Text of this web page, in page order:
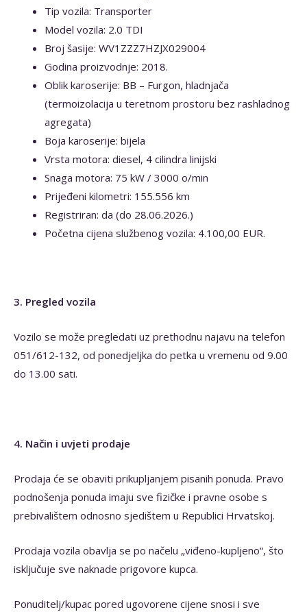
Tip vozila: Transporter
Model vozila: 2.0 TDI
Broj šasije: WV1ZZZ7HZJX029004
Godina proizvodnje: 2018.
Oblik karoserije: BB – Furgon, hladnjača
(termoizolacija u teretnom prostoru bez rashladnog
agregata)
Boja karoserije: bijela
Vrsta motora: diesel, 4 cilindra linijski
Snaga motora: 75 kW / 3000 o/min
Prijeđeni kilometri: 155.556 km
Registriran: da (do 28.06.2026.)
Početna cijena službenog vozila: 4.100,00 EUR.
3. Pregled vozila
Vozilo se može pregledati uz prethodnu najavu na telefon
051/612-132, od ponedjeljka do petka u vremenu od 9.00
do 13.00 sati.
4. Način i uvjeti prodaje
Prodaja će se obaviti prikupljanjem pisanih ponuda. Pravo
podnošenja ponuda imaju sve fizičke i pravne osobe s
prebivalištem odnosno sjedištem u Republici Hrvatskoj.
Prodaja vozila obavlja se po načelu „viđeno-kupljeno“, što
isključuje sve naknade prigovore kupca.
Ponuditelj/kupac pored ugovorene cijene snosi i sve